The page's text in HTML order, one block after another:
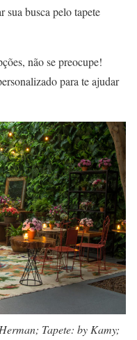
sua busca pelo tapete
não se preocupe!
para te ajudar
Tapete: by Kamy;